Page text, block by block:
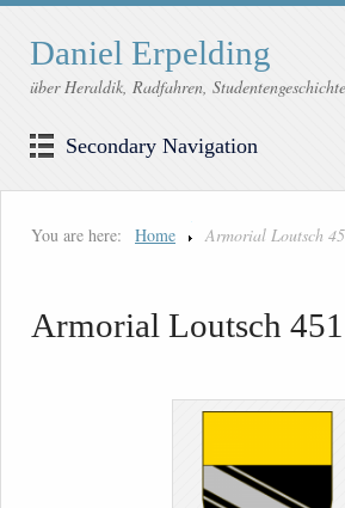
Daniel Erpelding
über Heraldik, Radfahren,
Secondary Navigation
You are here: Home Armorial Loutsch
Armorial Loutsch 451